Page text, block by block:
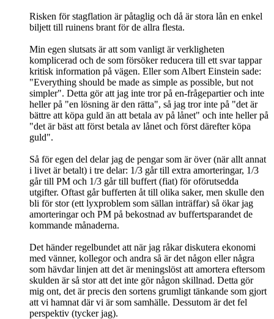
Risken för stagflation är påtaglig och då är stora lån en enkel
biljett till ruinens brant för de allra flesta.
Min egen slutsats är att som vanligt är verkligheten
komplicerad och de som försöker reducera till ett svar tappar
kritisk information på vägen. Eller som Albert Einstein sade:
"Everything should be made as simple as possible, but not
simpler". Detta gör att jag inte tror på en-frågepartier och inte
heller på "en lösning är den rätta", så jag tror inte på "det är
bättre att köpa guld än att betala av på lånet" och inte heller på
"det är bäst att först betala av lånet och först därefter köpa
guld".
Så för egen del delar jag de pengar som är över (när allt annat
i livet är betalt) i tre delar: 1/3 går till extra amorteringar, 1/3
går till PM och 1/3 går till buffert (fiat) för oförutsedda
utgifter. Oftast går bufferten åt till olika saker, men skulle den
bli för stor (ett lyxproblem som sällan inträffar) så ökar jag
amorteringar och PM på bekostnad av buffertsparandet de
kommande månaderna.
Det händer regelbundet att när jag råkar diskutera ekonomi
med vänner, kollegor och andra så är det någon eller några
som hävdar linjen att det är meningslöst att amortera eftersom
skulden är så stor att det inte gör någon skillnad. Detta gör
mig ont, det är precis den sortens grumligt tänkande som gjort
att vi hamnat där vi är som samhälle. Dessutom är det fel
perspektiv (tycker jag).